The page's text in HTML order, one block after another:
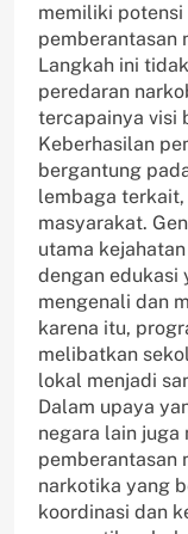
memiliki
pemberantasan
Langkah ini
peredaran
tercapainya visi
Keberhasilan
bergantung
lembaga
masyarakat.
utama
dengan edukasi
mengenali dan
karena itu,
melibatkan
lokal menjadi
Dalam upaya
negara lain
pemberantasan
narkotika yang
koordinasi dan